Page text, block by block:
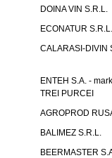
DOINA VIN S.R.L.
ECONATUR S.R.L.
CALARASI-DIVIN
ENTEH S.A. -
TREI PURCEI
AGROPROD
BALIMEZ S.R.L.
BEERMASTER